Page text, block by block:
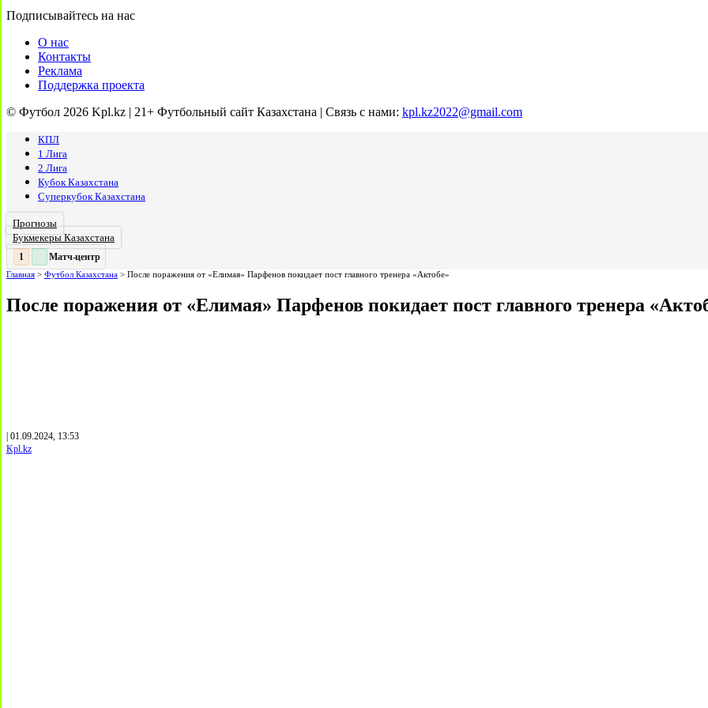
Подписывайтесь на нас
О нас
Контакты
Реклама
Поддержка проекта
© Футбол 2026 Kpl.kz | 21+ Футбольный сайт Казахстана | Связь с нами: kpl.kz2022@gmail.com
КПЛ
1 Лига
2 Лига
Кубок Казахстана
Суперкубок Казахстана
Прогнозы
Букмекеры Казахстана
2 : Матч-центр
Главная > Футбол Казахстана > После поражения от «Елимая» Парфенов покидает пост главного тренера «Актобе»
После поражения от «Елимая» Парфенов покидает пост главного тренера
| 01.09.2024, 13:53
Kpl.kz